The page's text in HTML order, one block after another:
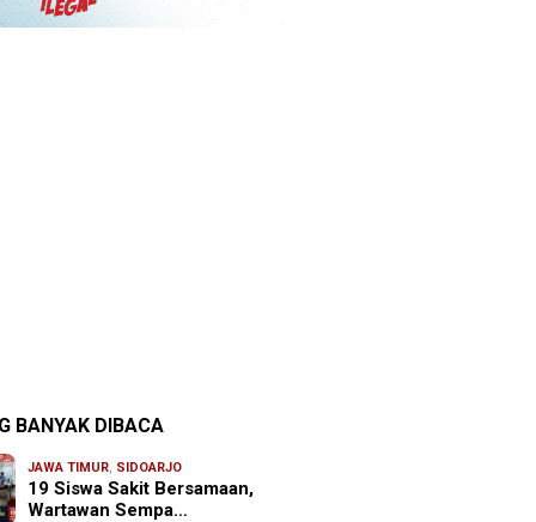
BANYAK DIBACA
JAWA TIMUR, SIDOARJO
19 Siswa Sakit Bersamaan,
Wartawan Sempa…